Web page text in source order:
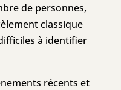
de personnes,
classique
à identifier
récents et